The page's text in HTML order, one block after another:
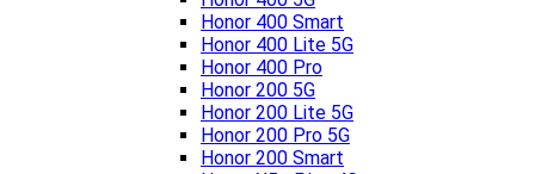
Honor 400 Smart
Honor 400 Lite 5G
Honor 400 Pro
Honor 200 5G
Honor 200 Lite 5G
Honor 200 Pro 5G
Honor 200 Smart